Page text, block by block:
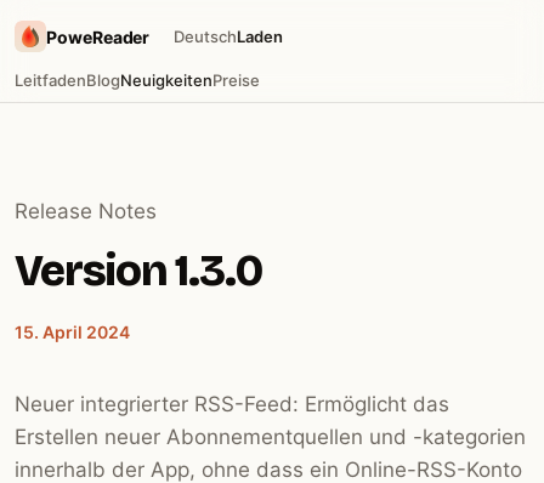
PoweReader
LeitfadenBlogNeuigkeitenPreise
DeutschLaden
Release Notes
Version 1.3.0
15. April 2024
Neuer integrierter RSS-Feed: Ermöglicht das
Erstellen neuer Abonnementquellen und -kategorien
innerhalb der App, ohne dass ein Online-RSS-Konto